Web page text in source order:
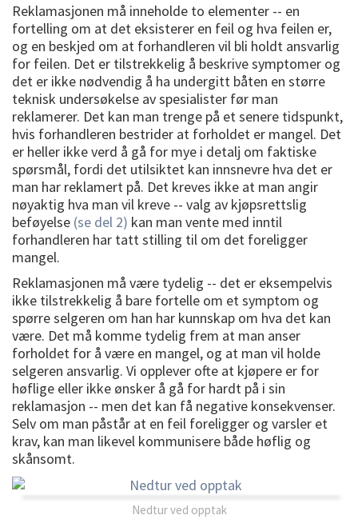
Reklamasjonen må inneholde to elementer -- en
fortelling om at det eksisterer en feil og hva feilen er,
og en beskjed om at forhandleren vil bli holdt ansvarlig
for feilen. Det er tilstrekkelig å beskrive symptomer og
det er ikke nødvendig å ha undergitt båten en større
teknisk undersøkelse av spesialister før man
reklamerer. Det kan man trenge på et senere tidspunkt,
hvis forhandleren bestrider at forholdet er mangel. Det
er heller ikke verd å gå for mye i detalj om faktiske
spørsmål, fordi det utilsiktet kan innsnevre hva det er
man har reklamert på. Det kreves ikke at man angir
nøyaktig hva man vil kreve -- valg av kjøpsrettslig
beføyelse (se del 2) kan man vente med inntil
forhandleren har tatt stilling til om det foreligger
mangel.
Reklamasjonen må være tydelig -- det er eksempelvis
ikke tilstrekkelig å bare fortelle om et symptom og
spørre selgeren om han har kunnskap om hva det kan
være. Det må komme tydelig frem at man anser
forholdet for å være en mangel, og at man vil holde
selgeren ansvarlig. Vi opplever ofte at kjøpere er for
høflige eller ikke ønsker å gå for hardt på i sin
reklamasjon -- men det kan få negative konsekvenser.
Selv om man påstår at en feil foreligger og varsler et
krav, kan man likevel kommunisere både høflig og
skånsomt.
Nedtur ved opptak